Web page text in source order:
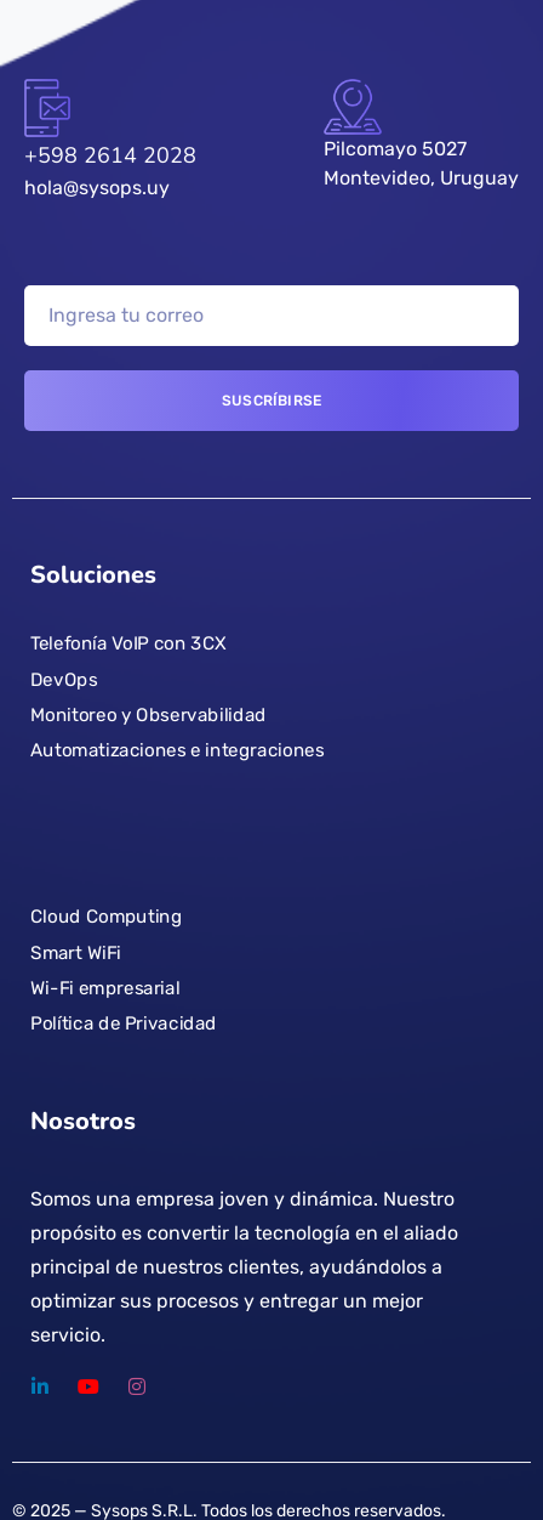
+598 2614 2028
hola@sysops.uy
Pilcomayo 5027
Montevideo, Uruguay
Soluciones
Telefonía VoIP con 3CX
DevOps
Monitoreo y Observabilidad
Automatizaciones e integraciones
Cloud Computing
Smart WiFi
Wi-Fi empresarial
Política de Privacidad
Nosotros
Somos una empresa joven y dinámica. Nuestro
propósito es convertir la tecnología en el aliado
principal de nuestros clientes, ayudándolos a
optimizar sus procesos y entregar un mejor
servicio.
© 2025 — Sysops S.R.L. Todos los derechos reservados.